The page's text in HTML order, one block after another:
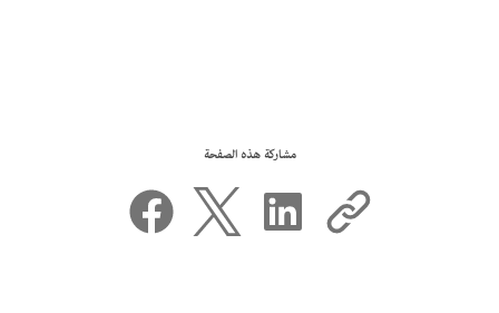
مشاركة هذه الصفحة